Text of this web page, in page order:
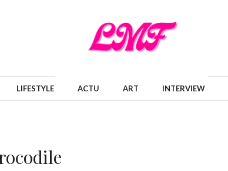
LIFESTYLE ACTU ART INTERVIEW